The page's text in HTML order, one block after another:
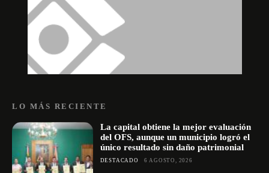
LO MÁS RECIENTE
La capital obtiene la mejor evaluación
del OFS, aunque un municipio logró el
único resultado sin daño patrimonial
DESTACADO 6 AGOSTO, 2026